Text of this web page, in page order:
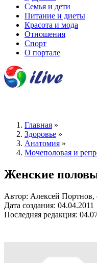
Семья и дети
Питание и диеты
Красота и мода
Отношения
Спорт
О портале
Главная »
Здоровье »
Анатомия »
Мочеполовая и
Женские
Автор: Алексей Портнов,
Дата создания: 04.04.2011
Последняя редакция: